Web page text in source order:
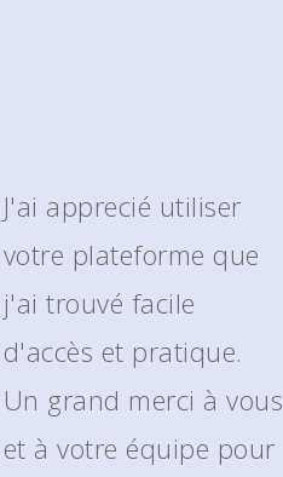
J'ai apprecié utiliser
votre plateforme que
j'ai trouvé facile
d'accès et pratique.
Un grand merci à vous
et à votre équipe pour